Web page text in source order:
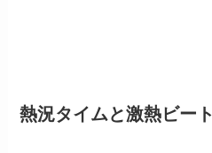
熱況タイムと激熱ビート